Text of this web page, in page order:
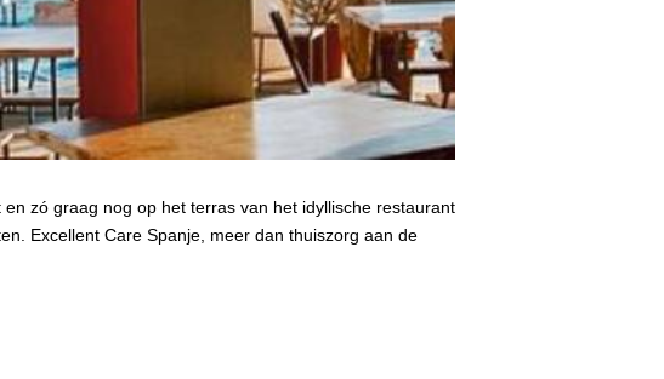
zó graag nog op het terras van het idyllische restaurant
Excellent Care Spanje, meer dan thuiszorg aan de